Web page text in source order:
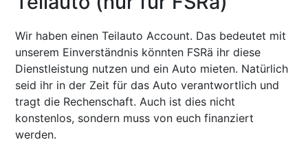
Wir haben einen Teilauto Account. Das bedeutet mit
unserem Einverständnis könnten FSRä ihr diese
Dienstleistung nutzen und ein Auto mieten. Natürlich
seid ihr in der Zeit für das Auto verantwortlich und
tragt die Rechenschaft. Auch ist dies nicht
konstenlos, sondern muss von euch finanziert
werden.